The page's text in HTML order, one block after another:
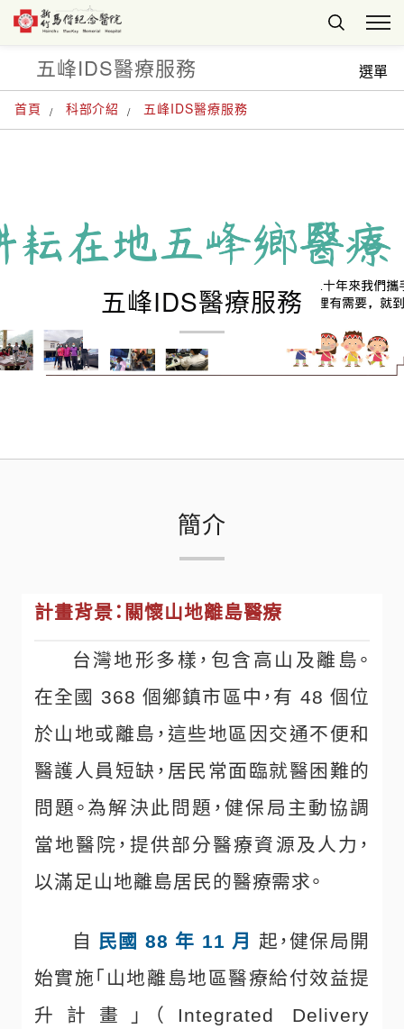
首頁 科部介紹 五峰IDS醫療服務
五峰IDS醫療服務 選單
五峰IDS醫療服務
簡介
計畫背景：關懷山地離島醫療
台灣地形多樣，包含高山及離島。
在全國 368 個鄉鎮市區中，有 48 個位
於山地或離島，這些地區因交通不便和
醫護人員短缺，居民常面臨就醫困難的
問題。為解決此問題，健保局主動協調
當地醫院，提供部分醫療資源及人力，
以滿足山地離島居民的醫療需求。
自 民國 88 年 11 月
起，健保局開
始實施「山地離島地區醫療給付效益提
升計畫」（Integrated Delivery